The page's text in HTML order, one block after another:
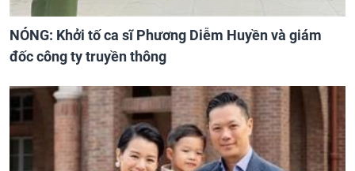
NÓNG: Khởi tố ca sĩ Phương Diễm Huyền và giám
đốc công ty truyền thông